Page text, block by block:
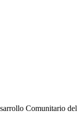
Comunitario